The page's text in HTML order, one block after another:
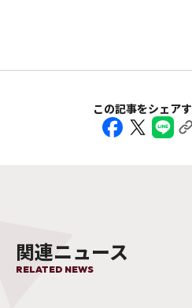
この記事をシェア
関連ニュース
RELATED NEWS